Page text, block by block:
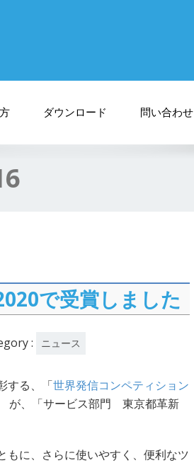
ダウンロード 問い合わせ
で受賞しました
: ニュース
する、「世界発信コンペティション
が、「サービス部門 東京都革新
もに、さらに使いやすく、便利なツ